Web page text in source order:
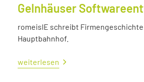
Gelnhäuser
romeisIE schreibt
Hauptbahnhof.
weiterlesen